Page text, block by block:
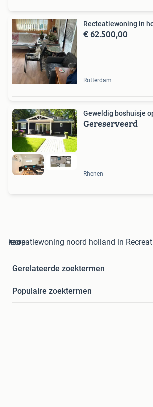
Recteatiewoning in
€ 62.500,00
Rotterdam
Geweldig boshuisje
Gereserveerd
Rhenen
recreatiewoning noord holland in Recreatiewoningen te koop
Gerelateerde zoektermen
Populaire zoektermen